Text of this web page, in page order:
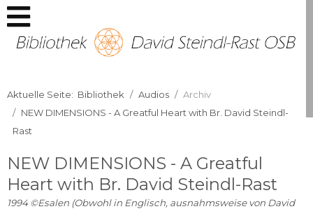
Aktuelle Seite: Bibliothek Audios
Archiv
NEW DIMENSIONS - A Greatful Heart with Br. David Steindl-
Rast
NEW DIMENSIONS - A Greatful
Heart with Br. David Steindl-Rast
1994©Esalen (Obwohl in Englisch, ausnahmsweise von David